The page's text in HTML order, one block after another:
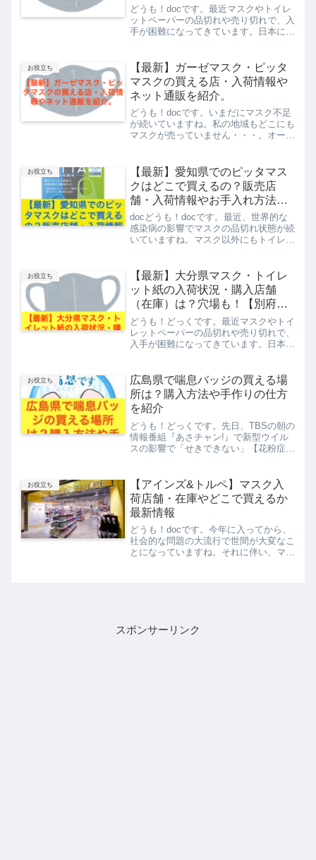
どうも！docです。最近マスクやトイレ
ットペーパーの品切れや売り切れで、入
手が困難になってきています。日本にい
のでしょうが、これからインフルエンザ
や花粉などでマスクが必...
お役立ち
【最新】ガーゼマスク・ピッタ
マスクの買える店・入荷情報や
ネット通販を紹介。
どうも！docです。いまだにマスク不足
が続いていますね。私の地域もどこにも
マスクが売っていません・・・。オーク
と全国マスク工業会は「マスクについて
のお願い」というポスタ...
お役立ち
【最新】愛知県でのピッタマス
クはどこで買えるの？販売店
舗・入荷情報やお手入れ方法を
調査。
docどうも！docです。最近、世界的な
感染病の影響でマスクの品切れ状態が続
いていますね。マスク以外にもトイレッ
スク【ピッタマスク】が注目を集めてい
るのをご存知ですか？...
お役立ち
【最新】大分県マスク・トイレ
ット紙の入荷状況・購入店舗
（在庫）は？穴場も！【別府・
中津】
どうも！どっくです。最近マスクやトイ
レットペーパーの品切れや売り切れで、
入手が困難になってきています。日本に
なのでしょうが、これからインフルエン
ザや花粉などでマスクが必...
お役立ち
広島県で喘息バッジの買える場
所は？購入方法や手作りの仕方
を紹介
どうも！どっくです。先日、TBSの朝の
情報番組『あさチャン!』で新型ウイル
スの影響で「せきできない」【花粉症バ
た。番組では新型ウイルスの影響で密集
した乗り物や空間で咳や...
お役立ち
【アインズ&トルペ】マスク入
荷店舗・在庫やどこで買えるか
最新情報
どうも！docです。今年に入ってから、
社会的な問題の大流行で世間が大変なこ
とになっていますね。それに伴い、マス
スポンサーリンク